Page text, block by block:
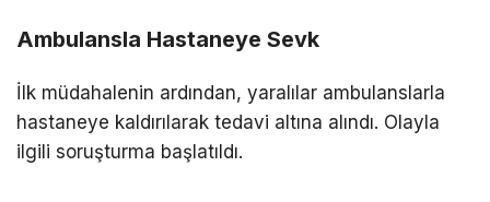
Ambulansla Hastaneye Sevk
İlk müdahalenin ardından, yaralılar ambulanslarla
hastaneye kaldırılarak tedavi altına alındı. Olayla
ilgili soruşturma başlatıldı.